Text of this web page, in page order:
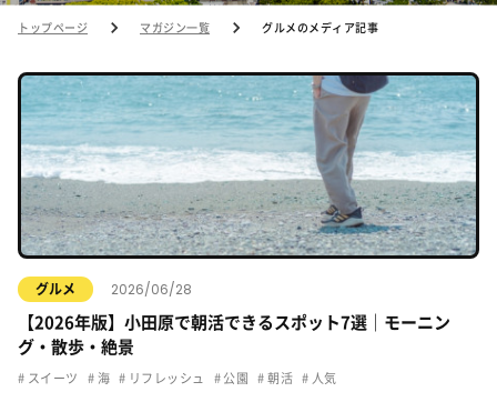
トップページ マガジン一覧 グルメのメディア記事
グルメ 2026/06/28
【2026年版】小田原で朝活できるスポット7選｜モーニン
グ・散歩・絶景
スイーツ 海 リフレッシュ 公園 朝活 人気